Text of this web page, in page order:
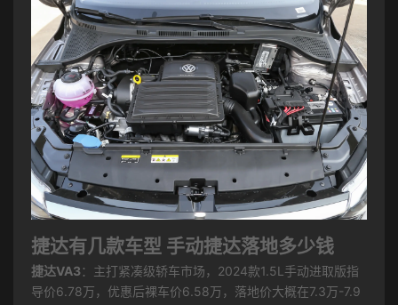
捷达有几款车型 手动捷达落地多少钱
捷达VA3 ：主打紧凑级轿车市场，2024款1.5L手动进取版指
导价6.78万，优惠后裸车价6.58万，落地价大概在7.3万-7.9